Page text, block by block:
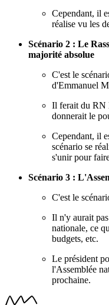
Cependant, il
réalise vu les
Scénario 2 : Le
majorité absolue
C'est le
d'Emmanuel
Il ferait du RN
donnerait le
Cependant, il
scénario se
s'unir pour
Scénario 3 :
C'est le
Il n'y aurait
nationale, ce
budgets, etc.
Le président
l'Assemblée
prochaine.